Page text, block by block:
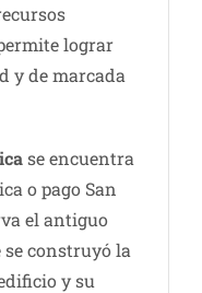
lograr
y de marcada
se encuentra
o pago San
el antiguo
se construyó la
y su